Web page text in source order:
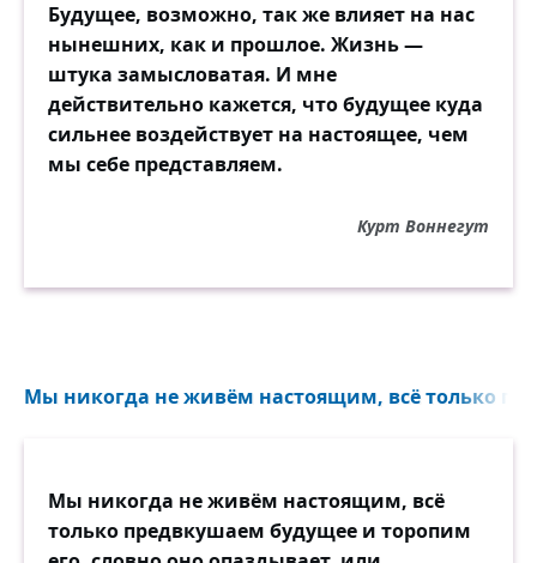
Будущее, возможно, так же влияет на нас
нынешних, как и прошлое. Жизнь —
штука замысловатая. И мне
действительно кажется, что будущее куда
сильнее воздействует на настоящее, чем
мы себе представляем.
Курт Воннегут
Мы никогда не живём настоящим, всё только
Мы никогда не живём настоящим, всё
только предвкушаем будущее и торопим